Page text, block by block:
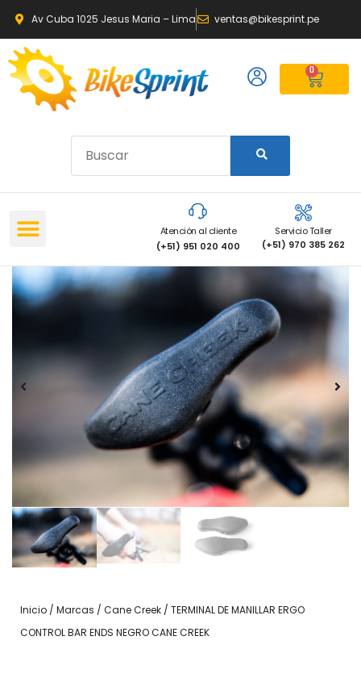
Av Cuba 1025 Jesus Maria – Lima ventas@bikesprint.pe
0
Atención al cliente
(+51) 951 020 400
Servicio Taller
(+51) 970 385 262
Inicio / Marcas / Cane Creek / TERMINAL DE MANILLAR ERGO
CONTROL BAR ENDS NEGRO CANE CREEK